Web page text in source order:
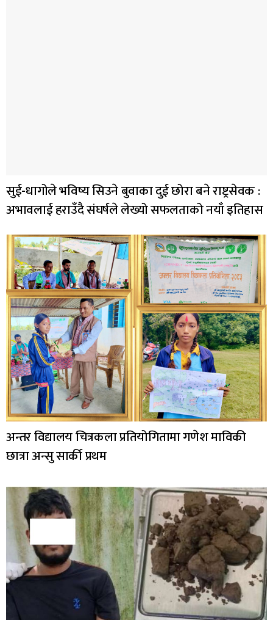
सुई-धागोले भविष्य सिउने बुवाका दुई छोरा बने राष्ट्रसेवक :
अभावलाई हराउँदै संघर्षले लेख्यो सफलताको नयाँ इतिहास
अन्तर विद्यालय चित्रकला प्रतियोगितामा गणेश माविकी
छात्रा अन्सु सार्की प्रथम